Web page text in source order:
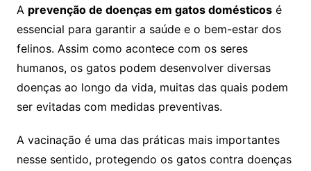
A prevenção de doenças em gatos domésticosé
essencial para garantir a saúde e o bem-estar dos
felinos. Assim como acontece com os seres
humanos, os gatos podem desenvolver diversas
doenças ao longo da vida, muitas das quais podem
ser evitadas com medidas preventivas.
A vacinação é uma das práticas mais importantes
nesse sentido, protegendo os gatos contra doenças